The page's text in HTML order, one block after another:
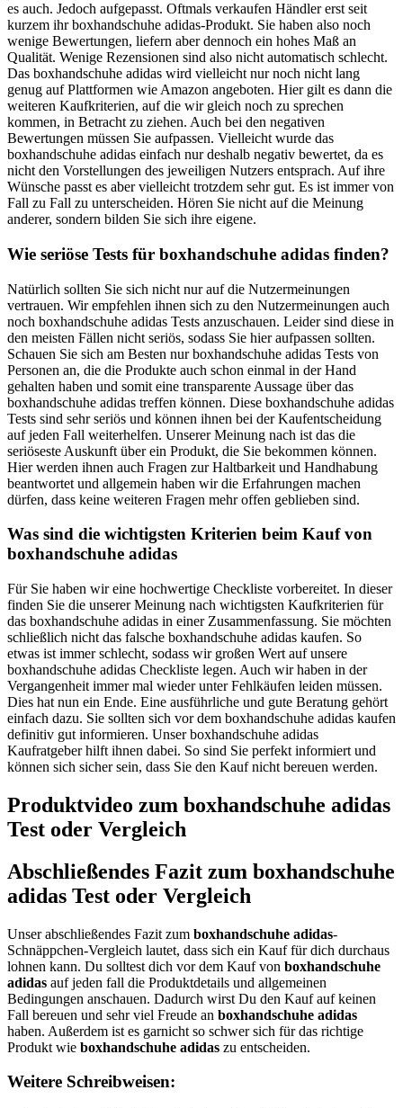
es auch. Jedoch aufgepasst. Oftmals verkaufen Händler erst seit
kurzem ihr boxhandschuhe adidas-Produkt. Sie haben also noch
wenige Bewertungen, liefern aber dennoch ein hohes Maß an
Qualität. Wenige Rezensionen sind also nicht automatisch schlecht.
Das boxhandschuhe adidas wird vielleicht nur noch nicht lang
genug auf Plattformen wie Amazon angeboten. Hier gilt es dann die
weiteren Kaufkriterien, auf die wir gleich noch zu sprechen
kommen, in Betracht zu ziehen. Auch bei den negativen
Bewertungen müssen Sie aufpassen. Vielleicht wurde das
boxhandschuhe adidas einfach nur deshalb negativ bewertet, da es
nicht den Vorstellungen des jeweiligen Nutzers entsprach. Auf ihre
Wünsche passt es aber vielleicht trotzdem sehr gut. Es ist immer von
Fall zu Fall zu unterscheiden. Hören Sie nicht auf die Meinung
anderer, sondern bilden Sie sich ihre eigene.
Wie seriöse Tests für boxhandschuhe adidas finden?
Natürlich sollten Sie sich nicht nur auf die Nutzermeinungen
vertrauen. Wir empfehlen ihnen sich zu den Nutzermeinungen auch
noch boxhandschuhe adidas Tests anzuschauen. Leider sind diese in
den meisten Fällen nicht seriös, sodass Sie hier aufpassen sollten.
Schauen Sie sich am Besten nur boxhandschuhe adidas Tests von
Personen an, die die Produkte auch schon einmal in der Hand
gehalten haben und somit eine transparente Aussage über das
boxhandschuhe adidas treffen können. Diese boxhandschuhe adidas
Tests sind sehr seriös und können ihnen bei der Kaufentscheidung
auf jeden Fall weiterhelfen. Unserer Meinung nach ist das die
seriöseste Auskunft über ein Produkt, die Sie bekommen können.
Hier werden ihnen auch Fragen zur Haltbarkeit und Handhabung
beantwortet und allgemein haben wir die Erfahrungen machen
dürfen, dass keine weiteren Fragen mehr offen geblieben sind.
Was sind die wichtigsten Kriterien beim Kauf von
boxhandschuhe adidas
Für Sie haben wir eine hochwertige Checkliste vorbereitet. In dieser
finden Sie die unserer Meinung nach wichtigsten Kaufkriterien für
das boxhandschuhe adidas in einer Zusammenfassung. Sie möchten
schließlich nicht das falsche boxhandschuhe adidas kaufen. So
etwas ist immer schlecht, sodass wir großen Wert auf unsere
boxhandschuhe adidas Checkliste legen. Auch wir haben in der
Vergangenheit immer mal wieder unter Fehlkäufen leiden müssen.
Dies hat nun ein Ende. Eine ausführliche und gute Beratung gehört
einfach dazu. Sie sollten sich vor dem boxhandschuhe adidas kaufen
definitiv gut informieren. Unser boxhandschuhe adidas
Kaufratgeber hilft ihnen dabei. So sind Sie perfekt informiert und
können sich sicher sein, dass Sie den Kauf nicht bereuen werden.
Produktvideo zum boxhandschuhe adidas
Test oder Vergleich
Abschließendes Fazit zum boxhandschuhe
adidas Test oder Vergleich
Unser abschließendes Fazit zum boxhandschuhe adidas-
Schnäppchen-Vergleich lautet, dass sich ein Kauf für dich durchaus
lohnen kann. Du solltest dich vor dem Kauf von boxhandschuhe
adidas auf jeden fall die Produktdetails und allgemeinen
Bedingungen anschauen. Dadurch wirst Du den Kauf auf keinen
Fall bereuen und sehr viel Freude an boxhandschuhe adidas
haben. Außerdem ist es garnicht so schwer sich für das richtige
Produkt wie boxhandschuhe adidas zu entscheiden.
Weitere Schreibweisen: